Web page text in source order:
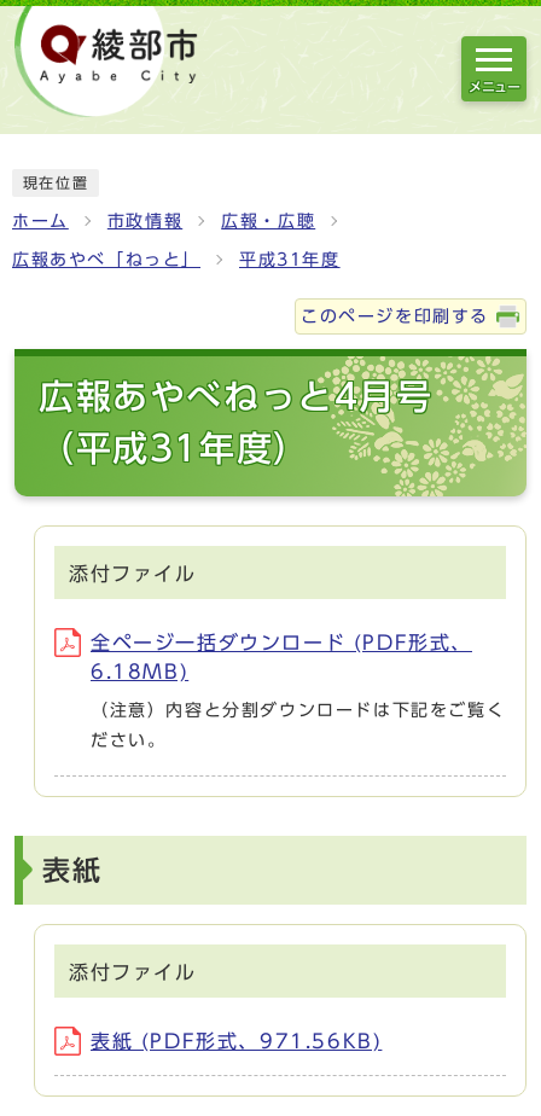
メニュー
現在位置
ホーム 市政情報 広報・広聴
広報あやべ「ねっと」 平成31年度
このページを印刷する
広報あやべねっと4月号
（平成31年度）
添付ファイル
全ページ一括ダウンロード (PDF形式、
6.18MB)
（注意）内容と分割ダウンロードは下記をご覧く
ださい。
表紙
添付ファイル
表紙 (PDF形式、971.56KB)